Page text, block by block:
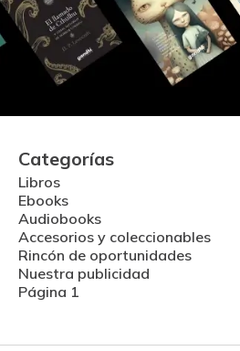
Categorías
Libros
Ebooks
Audiobooks
Accesorios y coleccionables
Rincón de oportunidades
Nuestra publicidad
Página 1